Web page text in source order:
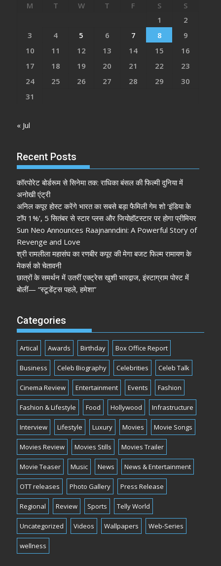
M T W T F S
S
1
2
3
4 5 6 7 8
9
10
11 12 13 14 15
16
17
18 19 20 21 22
23
24
25 26 27 28 29
30
31
« Jul
Recent Posts
कॉरपोरेट बोर्डरूम से सिनेमा तक: राधिका बंसल की फिल्मी दुनिया में
अनोखी एंट्री
अनिल कपूर होस्ट करेंगे भारत का सबसे बड़ा फैमिली गेम शो ‘इंडिया के
टॉप 1%’, 5 सितंबर से स्टार प्लस और जियोहॉटस्टार पर होगा प्रीमियर
Sun Neo Announces Raajnanndini: A Powerful Story of
Revenge and Love
श्री रामलीला महासंघ का रणबीर कपूर की मेगा बजट फिल्म रामायण के
मेकर्स को चेतावनी
छात्रों के समर्थन में उतरीं एक्ट्रेस खुशी भारद्वाज, इंस्टाग्राम पोस्ट में
बोलीं— “स्टूडेंट्स पहले, हमेशा”
Categories
Artical Awards Birthday Box Office Report
Business Celeb Biography Celebrities Celeb Talk
Cinema Review Entertainment Events Fashion
Fashion & Lifestyle Food Hollywood Infrastructure
Interview Lifestyle Luxury Movies Movie Songs
Movies Review Movies Stills Movies Trailer
Movie Teaser Music News News & Entertainment
OTT releases Photo Gallery Press Release
Regional Review Sports Telly World
Uncategorized Videos Wallpapers Web-Series
wellness